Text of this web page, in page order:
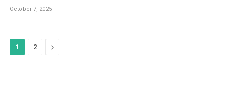
October 7, 2025
1 2
N